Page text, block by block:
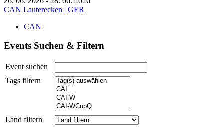
CAN Lauterecken | GER
CAN
Events Suchen & Filtern
Event suchen
Tags filtern
Land filtern